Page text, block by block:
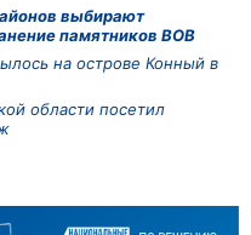
выбирают
памятников ВОВ
на острове Конный в
области посетил